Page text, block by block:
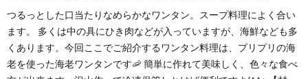
つるっとした口当たりなめらかなワンタン。スープ料理によく合い
ます。 多くは中の具にひき肉などが入っていますが、海鮮なども多
くあります。今回ここでご紹介するワンタン料理は、プリプリの海
老を使った海老ワンタンです🦐 簡単に作れて美味しく、色々な食べ